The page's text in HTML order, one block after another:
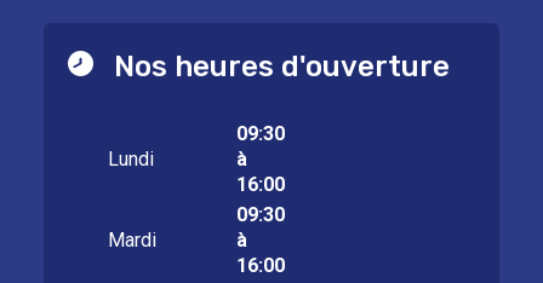
Nos heures d'ouverture
Lundi
09:30
à
16:00
Mardi
09:30
à
16:00